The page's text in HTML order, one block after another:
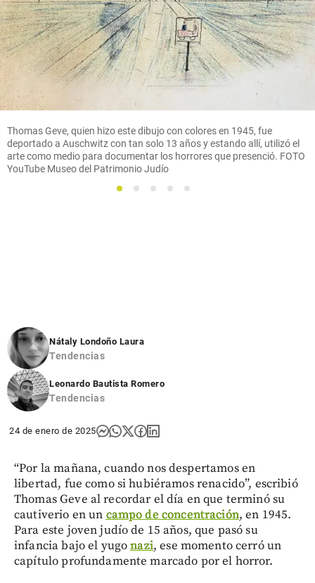
Thomas Geve, quien hizo este dibujo con colores en 1945, fue
deportado a Auschwitz con tan solo 13 años y estando allí, utilizó el
arte como medio para documentar los horrores que presenció. FOTO
YouTube Museo del Patrimonio Judío
1 2 3 4 5
Nátaly Londoño Laura
Tendencias
Leonardo Bautista Romero
Tendencias
24 de enero de 2025
“Por la mañana, cuando nos despertamos en
libertad, fue como si hubiéramos renacido”, escribió
Thomas Geve al recordar el día en que terminó su
cautiverio en un campo de concentración, en 1945.
Para este joven judío de 15 años, que pasó su
infancia bajo el yugonazi, ese momento cerró un
capítulo profundamente marcado por el horror.